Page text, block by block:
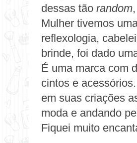
dessas tão random
Mulher tivemos
reflexologia,
brinde, foi dado
É uma marca com
cintos e
em suas criações
moda e andando
Fiquei muito